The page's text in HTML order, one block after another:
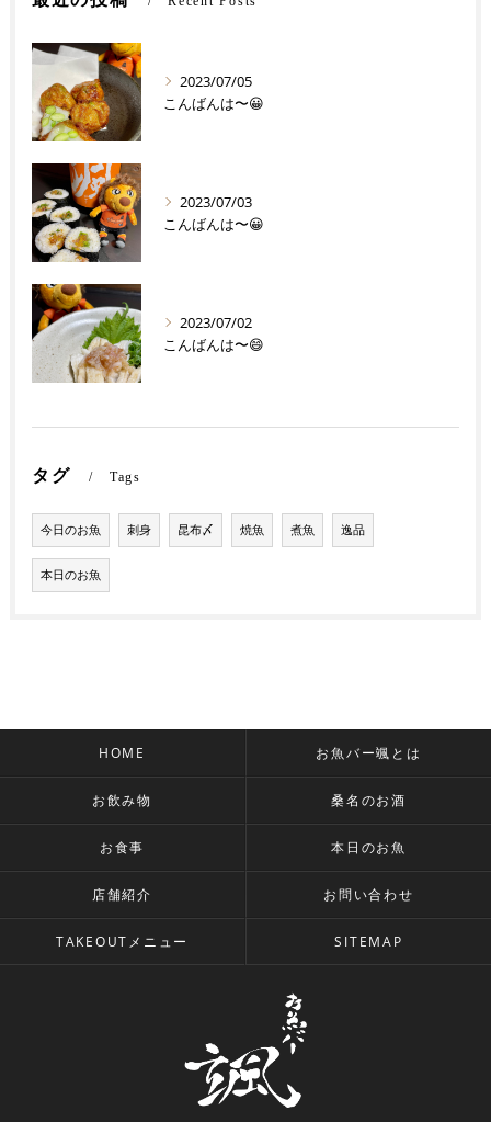
2023/07/05
こんばんは〜😀
2023/07/03
こんばんは〜😀
2023/07/02
こんばんは〜😄
タグ Tags
今日のお魚 刺身 昆布〆 焼魚 煮魚 逸品
本日のお魚
HOME お魚バー颯とは
お飲み物 桑名のお酒
お食事 本日のお魚
店舗紹介 お問い合わせ
TAKEOUTメニュー SITEMAP